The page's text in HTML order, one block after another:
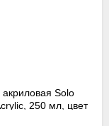
акриловая Solo
250 мл, цвет